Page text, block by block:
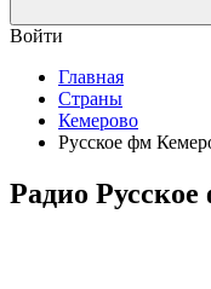
Войти
Главная
Страны
Кемерово
Русское фм
Радио